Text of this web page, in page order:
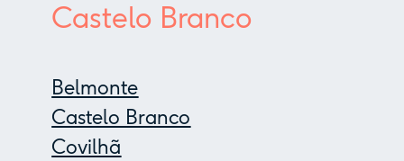
Castelo Branco
Belmonte
Castelo Branco
Covilhã